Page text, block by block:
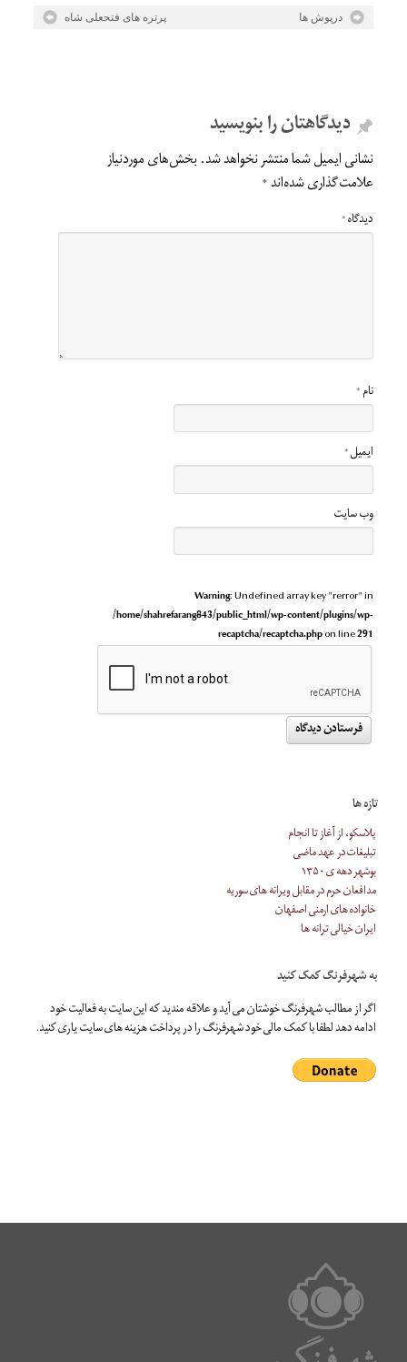
پرتره های فتحعلی شاه درپوش ها
دیدگاهتان را بنویسید
نشانی ایمیل شما منتشر نخواهد شد.بخش‌های موردنیاز
علامت‌گذاری شده‌اند*
دیدگاه*
نام*
ایمیل*
وب‌ سایت
Warning: Undefined array key "rerror" in
/home/shahrefarang843/public_html/wp-content/plugins/wp-
recaptcha/recaptcha.phpon line291
تازه ها
پلاسکو، از آغاز تا انجام
تبلیغات در عهد ماضی
بوشهر دهه ی ۱۳۵۰
مدافعان حرم در مقابل ویرانه های سوریه
خانواده های ارمنی اصفهان
ایران خیالی ترانه ها
به شهرفرنگ کمک کنید
اگر از مطالب شهرفرنگ خوشتان می آید و علاقه مندید که این سایت به فعالیت خود
ادامه دهد لطفا با کمک مالی خود شهرفرنگ را در پرداخت هزینه های سایت یاری کنید.